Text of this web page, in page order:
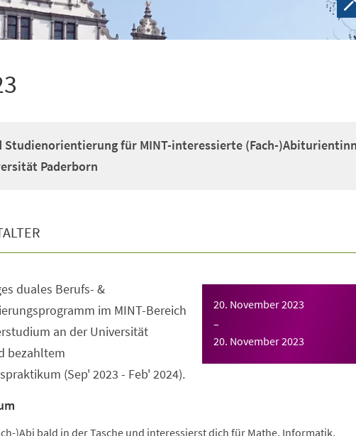
Studienorientierung für MINT-interessierte (Fach-
Paderborn
20. November 2023
–
20. November 2023
duales Berufs- &
im MINT-Bereich
an der Universität
bezahltem
(Sep' 2023 - Feb' 2024).
)Abi bald in der Tasche und interessierst dich für Mathe, Informatik,